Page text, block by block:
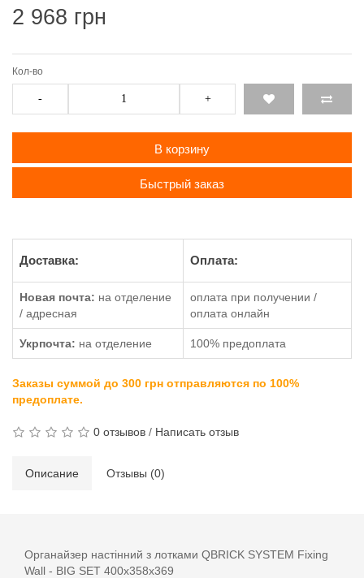
2 968 грн
Кол-во
- +
В корзину
Быстрый заказ
Доставка: Оплата:
Новая почта: на отделение
/ адресная
оплата при получении /
оплата онлайн
Укрпочта: на отделение 100% предоплата
Заказы суммой до 300 грн отправляются по 100%
предоплате.
0 отзывов / Написать отзыв
Описание Отзывы (0)
Органайзер настінний з лотками QBRICK SYSTEM Fixing
Wall - BIG SET 400x358x369